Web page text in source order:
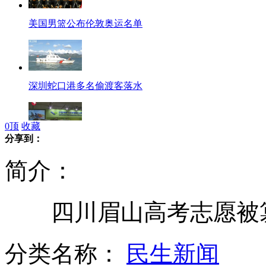
美国男篮公布伦敦奥运名单
深圳蛇口港多名偷渡客落水
少林弟子自制"阿弥陀佛"车牌卖萌
0顶 收藏
分享到：
简介：
四川眉山高考志愿被
分类名称：
民生新闻